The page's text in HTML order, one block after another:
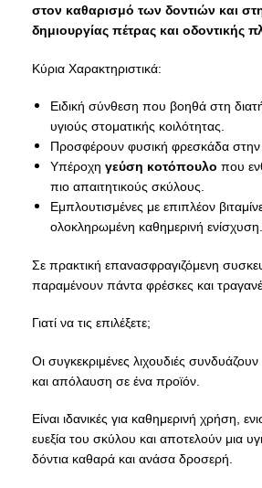
στον καθαρισμό των δοντιών και
δημιουργίας πέτρας και οδοντικής
Κύρια Χαρακτηριστικά:
Ειδική σύνθεση που βοηθά στη
υγιούς στοματικής κοιλότητας.
Προσφέρουν φυσική φρεσκάδα στην
Υπέροχη γεύση κοτόπουλο που
πιο απαιτητικούς σκύλους.
Εμπλουτισμένες με επιπλέον
ολοκληρωμένη καθημερινή ενίσχυση.
Σε πρακτική επανασφραγιζόμενη
παραμένουν πάντα φρέσκες και
Γιατί να τις επιλέξετε;
Οι συγκεκριμένες λιχουδιές
και απόλαυση σε ένα προϊόν.
Είναι ιδανικές για καθημερινή χρήση,
ευεξία του σκύλου και αποτελούν μια
δόντια καθαρά και ανάσα δροσερή.